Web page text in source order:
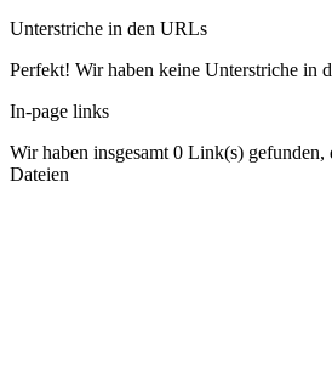
Unterstriche in den URLs
Perfekt! Wir haben keine Unterstriche in
In-page links
Wir haben insgesamt 0 Link(s)
Dateien